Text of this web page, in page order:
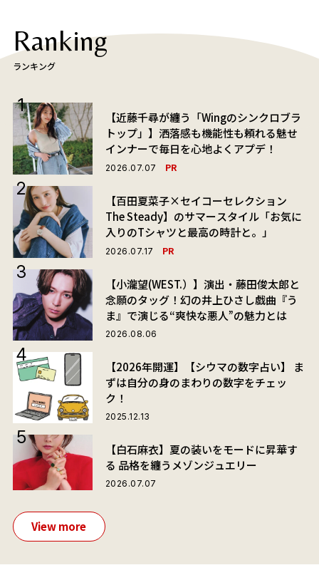
Ranking
ランキング
【近藤千尋が纏う「Wingのシンクロブラ
トップ」】洒落感も機能性も頼れる魅せ
インナーで毎日を心地よくアプデ！
2026.07.07 PR
【百田夏菜子×セイコーセレクション
The Steady】のサマースタイル「お気に
入りのTシャツと最高の時計と。」
2026.07.17 PR
【小瀧望(WEST.）】演出・藤田俊太郎と
念願のタッグ！幻の井上ひさし戯曲『う
ま』で演じる“爽快な悪人”の魅力とは
2026.08.06
【2026年開運】【シウマの数字占い】 ま
ずは自分の身のまわりの数字をチェッ
ク！
2025.12.13
【白石麻衣】夏の装いをモードに昇華す
る 品格を纏うメゾンジュエリー
2026.07.07
View more